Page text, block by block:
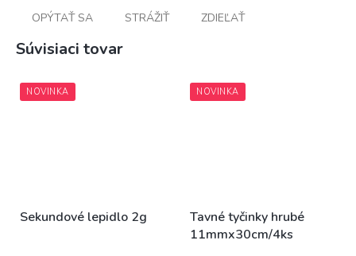
OPÝTAŤ SA STRÁŽIŤ ZDIEĽAŤ
Súvisiaci tovar
NOVINKA
Sekundové lepidlo 2g
NOVINKA
Tavné tyčinky hrubé
11mmx30cm/4ks